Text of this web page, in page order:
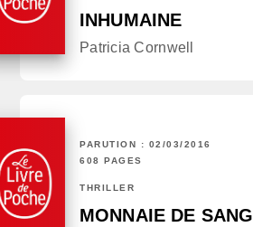
INHUMAINE
Patricia Cornwell
PARUTION : 02/03/2016
608 PAGES
THRILLER
MONNAIE DE SANG